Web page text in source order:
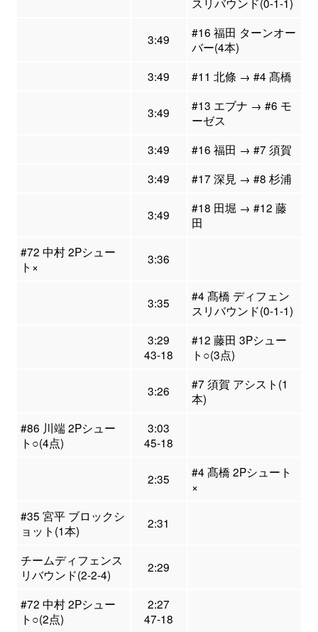
3:49
#16 福田 ターンオー
バー(4本)
3:49
#11 北條 → #4 髙橋
3:49
#13 エブナ → #6 モ
ーゼス
3:49
#16 福田 → #7 須賀
3:49
#17 深見 → #8 杉浦
3:49
#18 田堀 → #12 藤
田
#72 中村 2Pシュー
ト×
3:36
3:35
#4 髙橋 ディフェン
スリバウンド(0-1-1)
3:29
43-18
#12 藤田 3Pシュー
ト○(3点)
3:26
#7 須賀 アシスト(1
本)
#86 川端 2Pシュー
ト○(4点)
3:03
45-18
2:35
#4 髙橋 2Pシュート
×
#35 宮平 ブロックシ
ョット(1本)
2:31
チームディフェンス
リバウンド(2-2-4)
2:29
#72 中村 2Pシュー
ト○(2点)
2:27
47-18